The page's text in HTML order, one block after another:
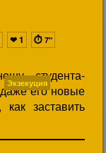
студента-
его новые
заставить
❤1 ⏱ 7"
Экзекуция